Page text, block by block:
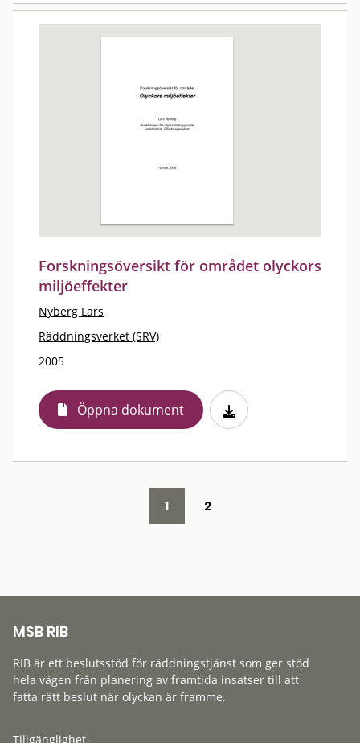
Forskningsöversikt för området olyckors
miljöeffekter
Nyberg Lars
Räddningsverket (SRV)
2005
Öppna dokument
1 2
MSB RIB
RIB är ett beslutsstöd för räddningstjänst som ger stöd
hela vägen från planering av framtida insatser till att
fatta rätt beslut när olyckan är framme.
Tillgänglighet